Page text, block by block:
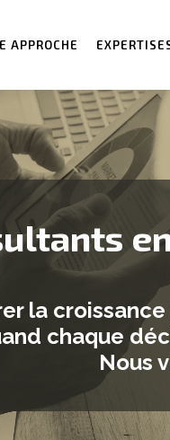
APPROCHE
la
chaque
Nous